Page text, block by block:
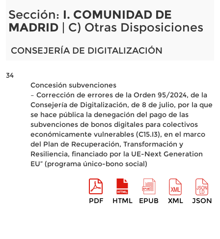
Sección: I. COMUNIDAD DE
MADRID| C) Otras Disposiciones
CONSEJERÍA DE DIGITALIZACIÓN
34
Concesión subvenciones
– Corrección de errores de la Orden 95/2024, de la
Consejería de Digitalización, de 8 de julio, por la que
se hace pública la denegación del pago de las
subvenciones de bonos digitales para colectivos
económicamente vulnerables (C15.I3), en el marco
del Plan de Recuperación, Transformación y
Resiliencia, financiado por la UE-Next Generation
EU” (programa único-bono social)
PDF HTML EPUB XML JSON